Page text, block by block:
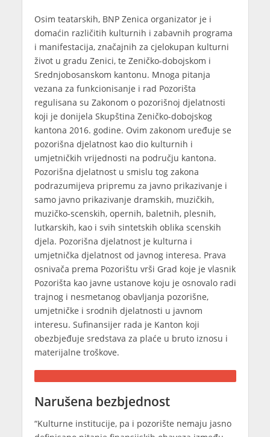
Osim teatarskih, BNP Zenica organizator je i
domaćin različitih kulturnih i zabavnih programa
i manifestacija, značajnih za cjelokupan kulturni
život u gradu Zenici, te Zeničko-dobojskom i
Srednjobosanskom kantonu. Mnoga pitanja
vezana za funkcionisanje i rad Pozorišta
regulisana su Zakonom o pozorišnoj djelatnosti
koji je donijela Skupština Zeničko-dobojskog
kantona 2016. godine. Ovim zakonom uređuje se
pozorišna djelatnost kao dio kulturnih i
umjetničkih vrijednosti na području kantona.
Pozorišna djelatnost u smislu tog zakona
podrazumijeva pripremu za javno prikazivanje i
samo javno prikazivanje dramskih, muzičkih,
muzičko-scenskih, opernih, baletnih, plesnih,
lutkarskih, kao i svih sintetskih oblika scenskih
djela. Pozorišna djelatnost je kulturna i
umjetnička djelatnost od javnog interesa. Prava
osnivača prema Pozorištu vrši Grad koje je vlasnik
Pozorišta kao javne ustanove koju je osnovalo radi
trajnog i nesmetanog obavljanja pozorišne,
umjetničke i srodnih djelatnosti u javnom
interesu. Sufinansijer rada je Kanton koji
obezbjeđuje sredstava za plaće u bruto iznosu i
materijalne troškove.
Narušena bezbjednost
“Kulturne institucije, pa i pozorište nemaju jasno